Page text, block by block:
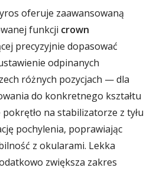
oferuje zaawansowaną
funkcji crown
precyzyjnie dopasować
odpinanych
różnych pozycjach — dla
do konkretnego kształtu
na stabilizatorze z tyłu
pochylenia, poprawiając
z okularami. Lekka
zwiększa zakres